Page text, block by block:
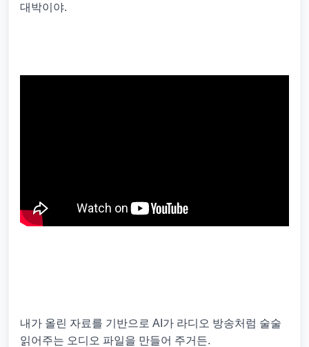
대박이야.
내가 올린 자료를 기반으로 AI가 라디오 방송처럼 술술
읽어주는 오디오 파일을 만들어 주거든.